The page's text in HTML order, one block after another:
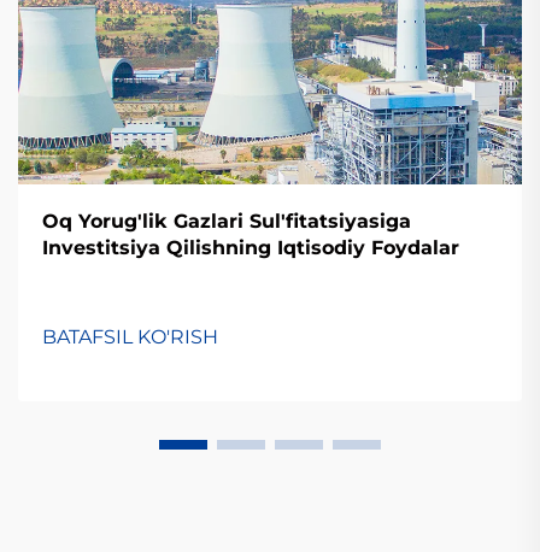
Oq Yorug'lik Gazlari Sul'fitatsiyasiga
Investitsiya Qilishning Iqtisodiy Foydalar
BATAFSIL KO'RISH